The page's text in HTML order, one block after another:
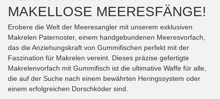
MAKELLOSE MEERESFÄNGE!
Erobere die Welt der Meeresangler mit unserem exklusiven
Makrelen Paternoster, einem handgebundenen Meeresvorfach,
das die Anziehungskraft von Gummifischen perfekt mit der
Faszination für Makrelen vereint. Dieses präzise gefertigte
Makrelenvorfach mit Gummifisch ist die ultimative Waffe für alle,
die auf der Suche nach einem bewährten Heringssystem oder
einem erfolgreichen Dorschköder sind.